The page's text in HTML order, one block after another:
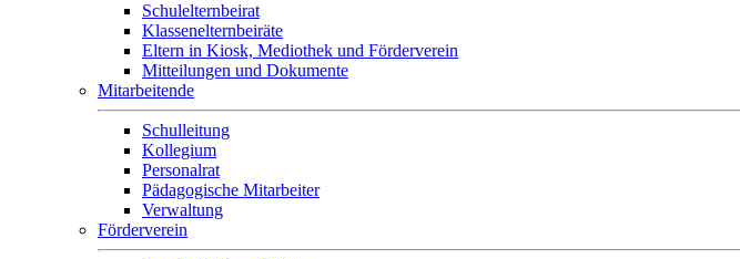
Schulelternbeirat
Klassenelternbeiräte
Eltern in Kiosk, Mediothek und Förderverein
Mitteilungen und Dokumente
Mitarbeitende
Schulleitung
Kollegium
Personalrat
Pädagogische Mitarbeiter
Verwaltung
Förderverein